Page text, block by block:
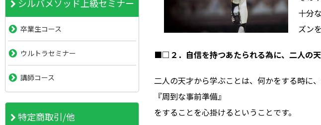
十分
ズン
■□２．自信を持つあたられる為に、二人の
二人の天才から学ぶことは、何かをする時に
『周到な事前準備』
をすることを心掛けるということです。
シルバメソッド上級セミナー
卒業生コース
ウルトラセミナー
講師コース
特定商取引/他